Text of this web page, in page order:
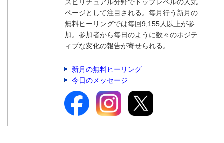
スピリチュアル分野でトップレベルの人気
ページとして注目される。毎月行う新月の
無料ヒーリングでは毎回9,155人以上が参
加。参加者から毎日のように数々のポジテ
ィブな変化の報告が寄せられる。
新月の無料ヒーリング
今日のメッセージ